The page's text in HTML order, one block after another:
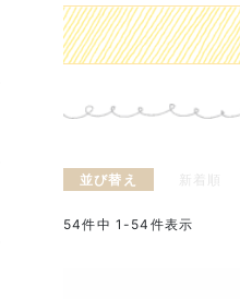
並び替え
54件中 1- 54 件表示